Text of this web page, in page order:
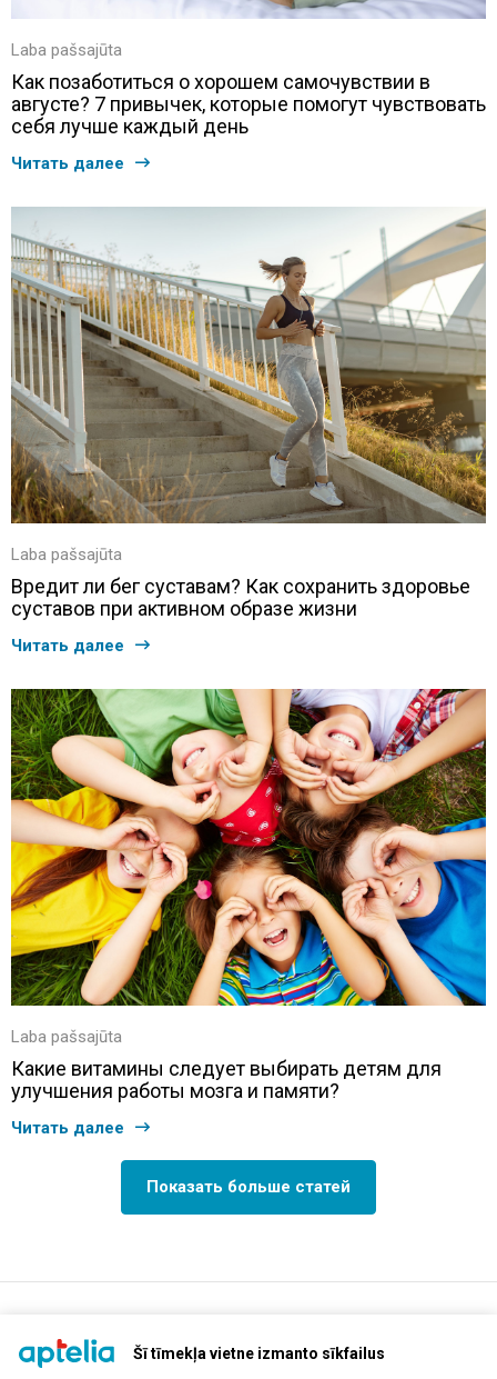
Šī tīmekļa vietne izmanto sīkfailus
Laba pašsajūta
Как позаботиться о хорошем самочувствии в
августе? 7 привычек, которые помогут чувствовать
себя лучше каждый день
Читать далее
Laba pašsajūta
Вредит ли бег суставам? Как сохранить здоровье
суставов при активном образе жизни
Читать далее
Laba pašsajūta
Какие витамины следует выбирать детям для
улучшения работы мозга и памяти?
Читать далее
Показать больше статей